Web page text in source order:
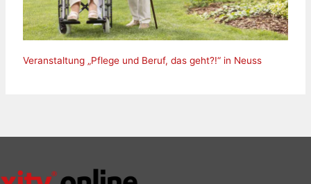
Veranstaltung „Pflege und Beruf, das geht?!“ in Neuss